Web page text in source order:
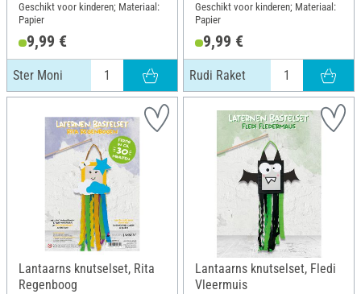
Geschikt voor kinderen; Materiaal:
Papier
9,99 €
Ster Moni
Geschikt voor kinderen; Materiaal:
Papier
9,99 €
Rudi Raket
Lantaarns knutselset, Rita
Regenboog
Lantaarns knutselset, Fledi
Vleermuis